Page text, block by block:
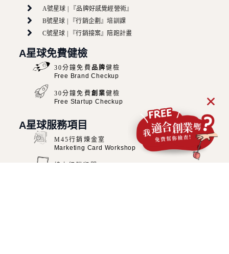
好
友
讓
你
問
到
A號星球 | 『品牌好感覺經營術』
B號星球 | 『行銷企劃』培訓課
C號星球 | 『行銷接案』陪跑計畫
A星球免費健檢
30分鐘免費 品牌健檢
Free Brand Checkup
30分鐘免費創業健檢
Free Startup Checkup
A星球服務項目
M45行銷煉金室
Marketing Card Workshop